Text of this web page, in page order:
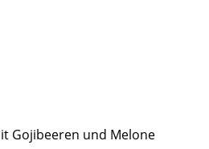
Gojibeeren und Melone